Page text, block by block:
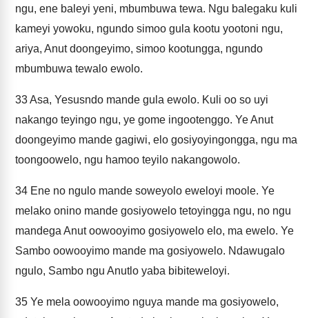
ngu, ene baleyi yeni, mbumbuwa tewa. Ngu balegaku kuli
kameyi yowoku, ngundo simoo gula kootu yootoni ngu,
ariya, Anut doongeyimo, simoo kootungga, ngundo
mbumbuwa tewalo ewolo.
33Asa, Yesusndo mande gula ewolo. Kuli oo so uyi
nakango teyingo ngu, ye gome ingootenggo. Ye Anut
doongeyimo mande gagiwi, elo gosiyoyingongga, ngu ma
toongoowelo, ngu hamoo teyilo nakangowolo.
34 Ene no ngulo mande soweyolo eweloyi moole. Ye
melako onino mande gosiyowelo tetoyingga ngu, no ngu
mandega Anut oowooyimo gosiyowelo elo, ma ewelo. Ye
Sambo oowooyimo mande ma gosiyowelo. Ndawugalo
ngulo, Sambo ngu Anutlo yaba bibiteweloyi.
35 Ye mela oowooyimo nguya mande ma gosiyowelo,